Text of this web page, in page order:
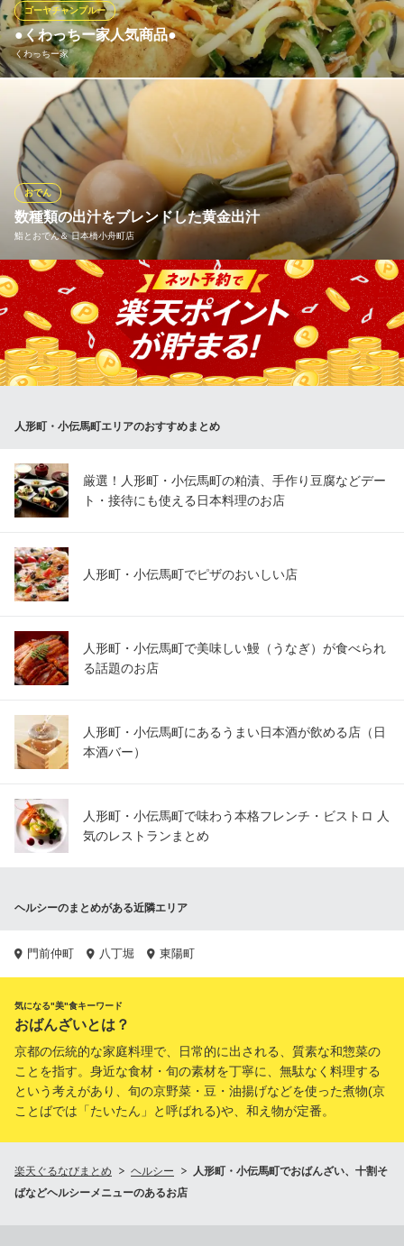
日本料理 魚久本店
日本料理
地下鉄日比谷線人形町駅A2番出口 徒歩1分
東京都中央区日本橋人形町1-1-20
●くわっちー家人気商品●
くわっちー家
ゴーヤチャンプルー
ゴーヤーちゃんぷるー 沖縄と言えばゴーヤ!!ビタミンCを多く含
み、なんとレモンの約4倍！！当店1番人気(^^)/ ぜひ一度お召し上
がり下さい♪
くわっちー家
沖縄料理
都営浅草線人形町駅 徒歩4分
東京都中央区日本橋堀留町1-10-1 カクタビル 1F
数種類の出汁をブレンドした黄金出汁
鮨とおでん＆ 日本橋小舟町店
おでん
自慢のおでんは、「とろろ春菊」や「牛すじネギ袋」など、変わ
り種を多種ラインナップ。自慢のおでんは数種類の出汁をブレン
ドした贅沢な一品となっております！
鮨とおでん＆ 日本橋小舟町店
東京都中央区日本橋小舟町9-3 日本橋相互ビル1F
人形町・小伝馬町エリアのおすすめまとめ
厳選！人形町・小伝馬町の粕漬、手作り豆腐などデー
ト・接待にも使える日本料理のお店
人形町・小伝馬町でピザのおいしい店
人形町・小伝馬町で美味しい鰻（うなぎ）が食べられ
る話題のお店
人形町・小伝馬町にあるうまい日本酒が飲める店（日
本酒バー）
人形町・小伝馬町で味わう本格フレンチ・ビストロ 人
気のレストランまとめ
ヘルシーのまとめがある近隣エリア
門前仲町 八丁堀 東陽町
気になる"美"食キーワード
おばんざいとは？
京都の伝統的な家庭料理で、日常的に出される、質素な和惣菜の
ことを指す。身近な食材・旬の素材を丁寧に、無駄なく料理する
という考えがあり、旬の京野菜・豆・油揚げなどを使った煮物(京
ことばでは「たいたん」と呼ばれる)や、和え物が定番。
楽天ぐるなびまとめ ヘルシー
人形町・小伝馬町でおばんざい、十割そ
ばなどヘルシーメニューのあるお店